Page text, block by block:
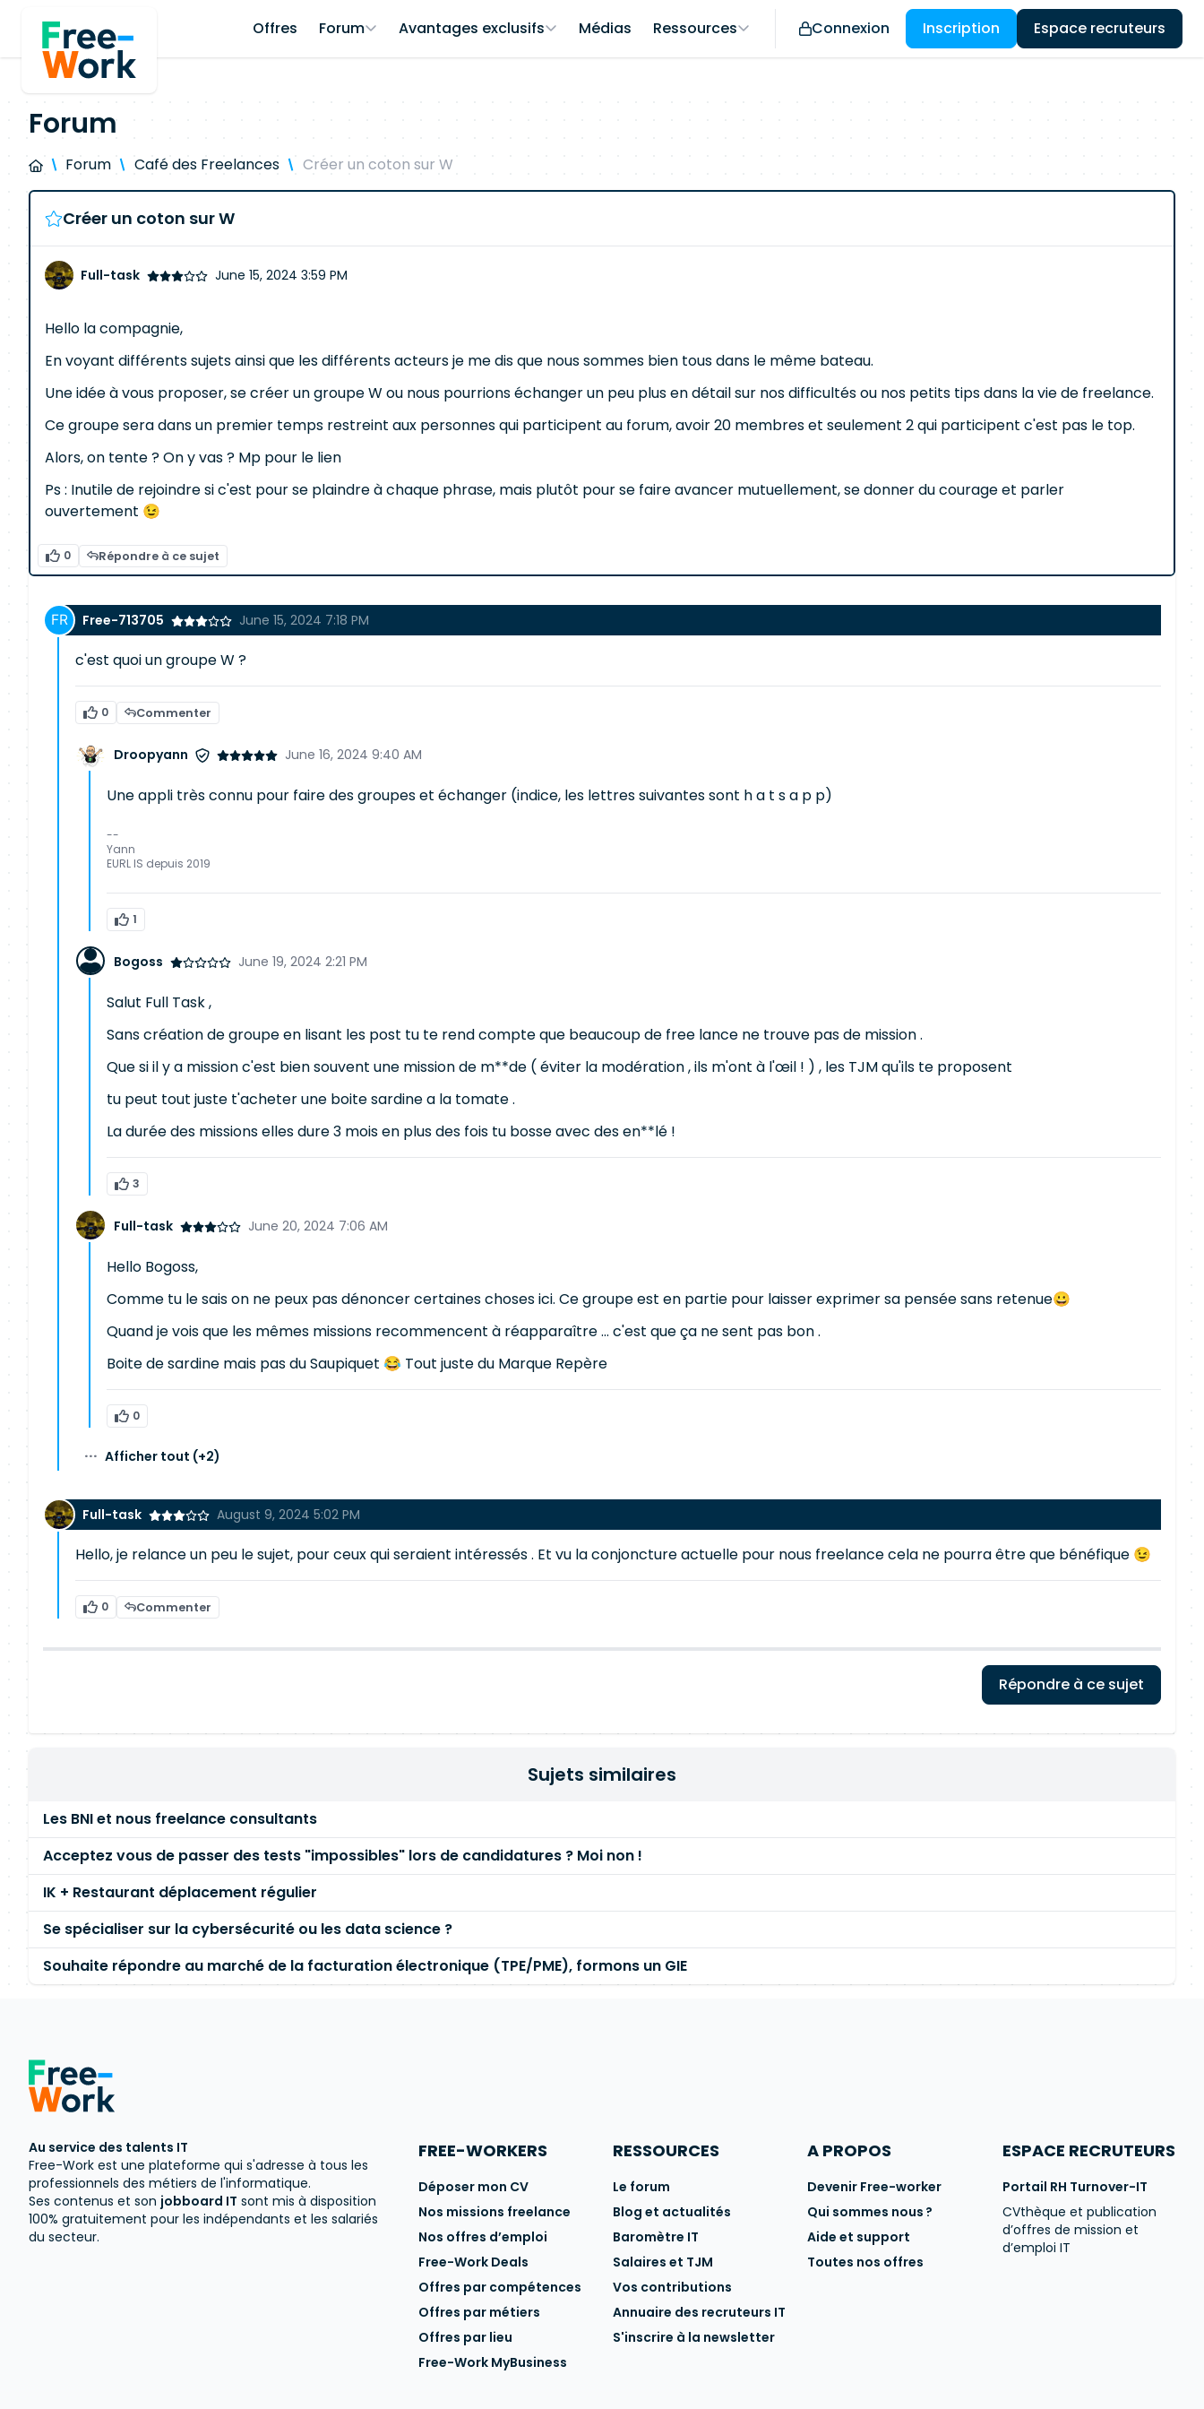
Offres Forum Avantages exclusifs Médias Ressources Connexion Inscription Espace recruteurs
Forum
Forum Café des Freelances Créer un coton sur W
Créer un coton sur W
Full-task June 15, 2024 3:59 PM
Hello la compagnie,
En voyant différents sujets ainsi que les différents acteurs je me dis que nous sommes bien tous dans le même bateau.
Une idée à vous proposer, se créer un groupe W ou nous pourrions échanger un peu plus en détail sur nos difficultés ou nos petits tips dans la vie de freelance.
Ce groupe sera dans un premier temps restreint aux personnes qui participent au forum, avoir 20 membres et seulement 2 qui participent c'est pas le top.
Alors, on tente ? On y vas ? Mp pour le lien
Ps : Inutile de rejoindre si c'est pour se plaindre à chaque phrase, mais plutôt pour se faire avancer mutuellement, se donner du courage et parler
ouvertement 😉
0 Répondre à ce sujet
Free-713705 June 15, 2024 7:18 PM
c'est quoi un groupe W ?
0 Commenter
Droopyann June 16, 2024 9:40 AM
Une appli très connu pour faire des groupes et échanger (indice, les lettres suivantes sont h a t s a p p)
--
Yann
EURL IS depuis 2019
1
Bogoss June 19, 2024 2:21 PM
Salut Full Task ,
Sans création de groupe en lisant les post tu te rend compte que beaucoup de free lance ne trouve pas de mission .
Que si il y a mission c'est bien souvent une mission de m**de ( éviter la modération , ils m'ont à l'œil ! ) , les TJM qu'ils te proposent
tu peut tout juste t'acheter une boite sardine a la tomate .
La durée des missions elles dure 3 mois en plus des fois tu bosse avec des en**lé !
3
Full-task June 20, 2024 7:06 AM
Hello Bogoss,
Comme tu le sais on ne peux pas dénoncer certaines choses ici. Ce groupe est en partie pour laisser exprimer sa pensée sans retenue😀
Quand je vois que les mêmes missions recommencent à réapparaître ... c'est que ça ne sent pas bon .
Boite de sardine mais pas du Saupiquet 😂 Tout juste du Marque Repère
0
··· Afficher tout (+2)
Full-task August 9, 2024 5:02 PM
Hello, je relance un peu le sujet, pour ceux qui seraient intéressés . Et vu la conjoncture actuelle pour nous freelance cela ne pourra être que bénéfique 😉
0 Commenter
Répondre à ce sujet
Sujets similaires
Les BNI et nous freelance consultants
Acceptez vous de passer des tests "impossibles" lors de candidatures ? Moi non !
IK + Restaurant déplacement régulier
Se spécialiser sur la cybersécurité ou les data science ?
Souhaite répondre au marché de la facturation électronique (TPE/PME), formons un GIE
Au service des talents IT
Free-Work est une plateforme qui s'adresse à tous les
professionnels des métiers de l'informatique.
Ses contenus et son jobboard IT sont mis à disposition
100% gratuitement pour les indépendants et les salariés
du secteur.
FREE-WORKERS
Déposer mon CV
Nos missions freelance
Nos offres d’emploi
Free-Work Deals
Offres par compétences
Offres par métiers
Offres par lieu
Free-Work MyBusiness
RESSOURCES
Le forum
Blog et actualités
Baromètre IT
Salaires et TJM
Vos contributions
Annuaire des recruteurs IT
S'inscrire à la newsletter
A PROPOS
Devenir Free-worker
Qui sommes nous ?
Aide et support
Toutes nos offres
ESPACE RECRUTEURS
Portail RH Turnover-IT
CVthèque et publication
d’offres de mission et
d’emploi IT